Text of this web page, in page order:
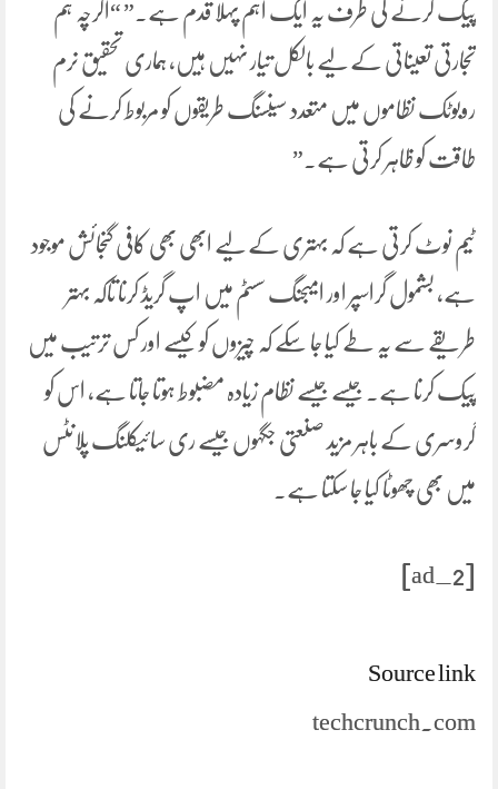
پیک کرنے کی طرف یہ ایک اہم پہلا قدم ہے۔” “اگرچہ ہم
تجارتی تعیناتی کے لیے بالکل تیار نہیں ہیں، ہماری تحقیق نرم
روبوٹک نظاموں میں متعدد سینسنگ طریقوں کو مربوط کرنے کی
طاقت کو ظاہر کرتی ہے۔”
ٹیم نوٹ کرتی ہے کہ بہتری کے لیے ابھی بھی کافی گنجائش موجود
ہے، بشمول گراسپر اور امیجنگ سسٹم میں اپ گریڈ کرنا تاکہ بہتر
طریقے سے یہ طے کیا جا سکے کہ چیزوں کو کیسے اور کس ترتیب میں
پیک کرنا ہے۔ جیسے جیسے نظام زیادہ مضبوط ہوتا جاتا ہے، اس کو
گروسری کے باہر مزید صنعتی جگہوں جیسے ری سائیکلنگ پلانٹس
میں بھی چھوٹا کیا جا سکتا ہے۔
Source link
techcrunch.com